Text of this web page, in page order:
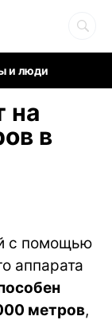
и люди
на
в
с помощью
аппарата
метров,